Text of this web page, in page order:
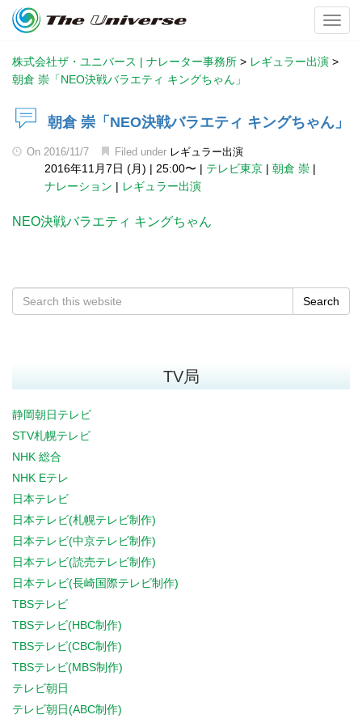
株式会社ザ・ユニバース | ナレーター事務所 > レギュラー出演 >
朝倉 崇「NEO決戦バラエティ キングちゃん」
朝倉 崇「NEO決戦バラエティ キングちゃん」
On 2016/11/7 Filed under レギュラー出演
2016年11月7日 (月) | 25:00〜 | テレビ東京 | 朝倉 崇 |
ナレーション | レギュラー出演
NEO決戦バラエティ キングちゃん
Search
TV局
静岡朝日テレビ
STV札幌テレビ
NHK 総合
NHK Eテレ
日本テレビ
日本テレビ(札幌テレビ制作)
日本テレビ(中京テレビ制作)
日本テレビ(読売テレビ制作)
日本テレビ(長崎国際テレビ制作)
TBSテレビ
TBSテレビ(HBC制作)
TBSテレビ(CBC制作)
TBSテレビ(MBS制作)
テレビ朝日
テレビ朝日(ABC制作)